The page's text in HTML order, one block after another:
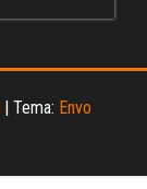
| Tema: Envo